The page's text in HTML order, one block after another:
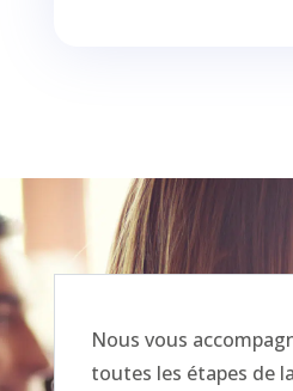
Nous vous
toutes les étapes de